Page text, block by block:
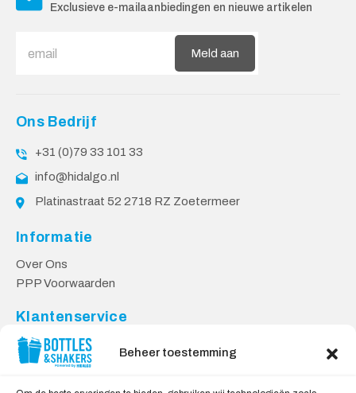
Beheer toestemming
Exclusieve e-mailaanbiedingen en nieuwe artikelen
Meld aan
Ons Bedrijf
+31 (0)79 33 101 33
info@hidalgo.nl
Platinastraat 52 2718 RZ Zoetermeer
Informatie
Over Ons
PPP Voorwaarden
Klantenservice
Contact
Levering & Retourneren